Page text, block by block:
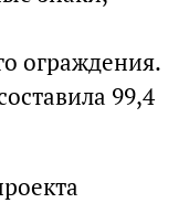
ограждения.
99,4